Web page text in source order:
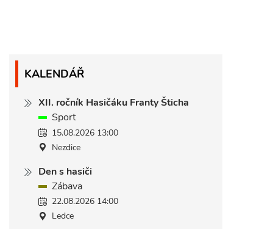
KALENDÁŘ
XII. ročník Hasičáku Franty Šticha
Sport
15.08.2026 13:00
Nezdice
Den s hasiči
Zábava
22.08.2026 14:00
Ledce